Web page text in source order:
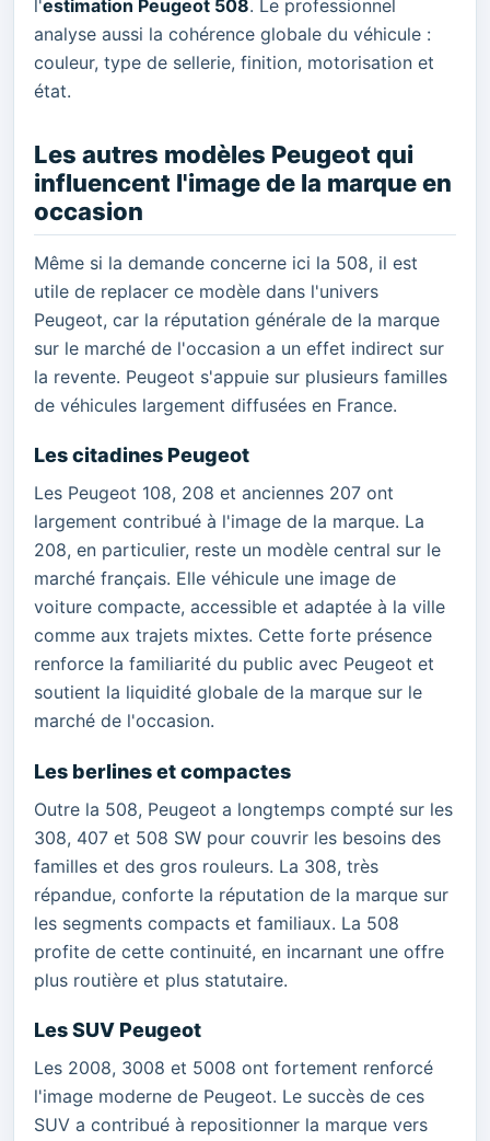
l'estimation Peugeot 508. Le professionnel
analyse aussi la cohérence globale du véhicule :
couleur, type de sellerie, finition, motorisation et
état.
Les autres modèles Peugeot qui
influencent l'image de la marque en
occasion
Même si la demande concerne ici la 508, il est
utile de replacer ce modèle dans l'univers
Peugeot, car la réputation générale de la marque
sur le marché de l'occasion a un effet indirect sur
la revente. Peugeot s'appuie sur plusieurs familles
de véhicules largement diffusées en France.
Les citadines Peugeot
Les Peugeot 108, 208 et anciennes 207 ont
largement contribué à l'image de la marque. La
208, en particulier, reste un modèle central sur le
marché français. Elle véhicule une image de
voiture compacte, accessible et adaptée à la ville
comme aux trajets mixtes. Cette forte présence
renforce la familiarité du public avec Peugeot et
soutient la liquidité globale de la marque sur le
marché de l'occasion.
Les berlines et compactes
Outre la 508, Peugeot a longtemps compté sur les
308, 407 et 508 SW pour couvrir les besoins des
familles et des gros rouleurs. La 308, très
répandue, conforte la réputation de la marque sur
les segments compacts et familiaux. La 508
profite de cette continuité, en incarnant une offre
plus routière et plus statutaire.
Les SUV Peugeot
Les 2008, 3008 et 5008 ont fortement renforcé
l'image moderne de Peugeot. Le succès de ces
SUV a contribué à repositionner la marque vers